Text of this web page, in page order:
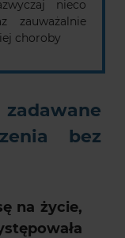
nieco
zauważalnie
choroby
bez
na życie,